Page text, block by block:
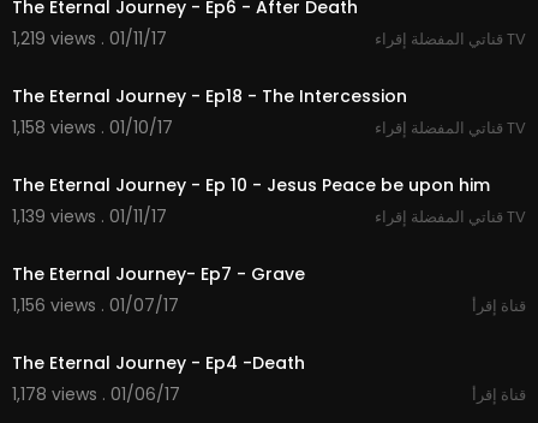
The Eternal Journey - Ep6 - After Death
1,219 views . 01/11/17
قناتي المفضلة إقراء TV
The Eternal Journey - Ep18 - The Intercession
1,158 views . 01/10/17
قناتي المفضلة إقراء TV
The Eternal Journey - Ep 10 - Jesus Peace be upon him
1,139 views . 01/11/17
قناتي المفضلة إقراء TV
The Eternal Journey- Ep7 - Grave
1,156 views . 01/07/17
قناة إقرأ
28:11
The Eternal Journey - Ep4 -Death
1,178 views . 01/06/17
قناة إقرأ
23:44